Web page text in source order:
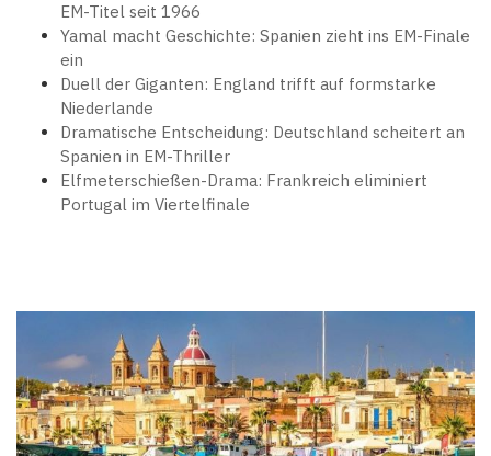
EM-Titel seit 1966
Yamal macht Geschichte: Spanien zieht ins EM-Finale
ein
Duell der Giganten: England trifft auf formstarke
Niederlande
Dramatische Entscheidung: Deutschland scheitert an
Spanien in EM-Thriller
Elfmeterschießen-Drama: Frankreich eliminiert
Portugal im Viertelfinale